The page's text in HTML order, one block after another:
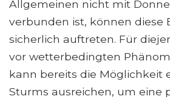
Allgemeinen nicht mit
verbunden ist, können diese
sicherlich auftreten. Für
vor wetterbedingten
kann bereits die Möglichkeit
Sturms ausreichen, um eine